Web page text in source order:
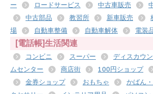
ー
ロードサービス 中古車販売
中古部品
教習所 新車販売
場
自動車整備 自動車解体 電装
[電話帳]生活関連
コンビニ スーパー ディスカウ
ムセンター
商店街 100円ショップ
金券ショップ
おもちゃ かばん